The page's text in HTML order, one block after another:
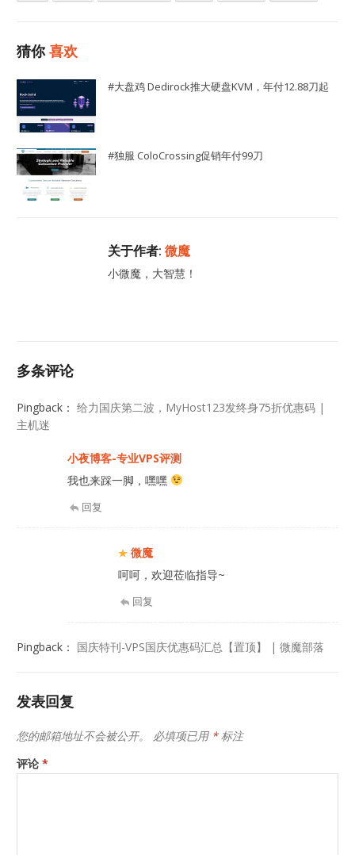
猜你喜欢
#大盘鸡 Dedirock推大硬盘KVM，年付12.88刀起
#独服 ColoCrossing促销年付99刀
关于作者:微魔
小微魔，大智慧！
多条评论
Pingback：给力国庆第二波，MyHost123发终身75折优惠码 |
主机迷
小夜博客-专业VPS评测
我也来踩一脚，嘿嘿
回复
微魔
呵呵，欢迎莅临指导~
回复
Pingback： 国庆特刊-VPS国庆优惠码汇总【置顶】 | 微魔部落
发表回复
您的邮箱地址不会被公开。 必填项已用 *标注
评论*